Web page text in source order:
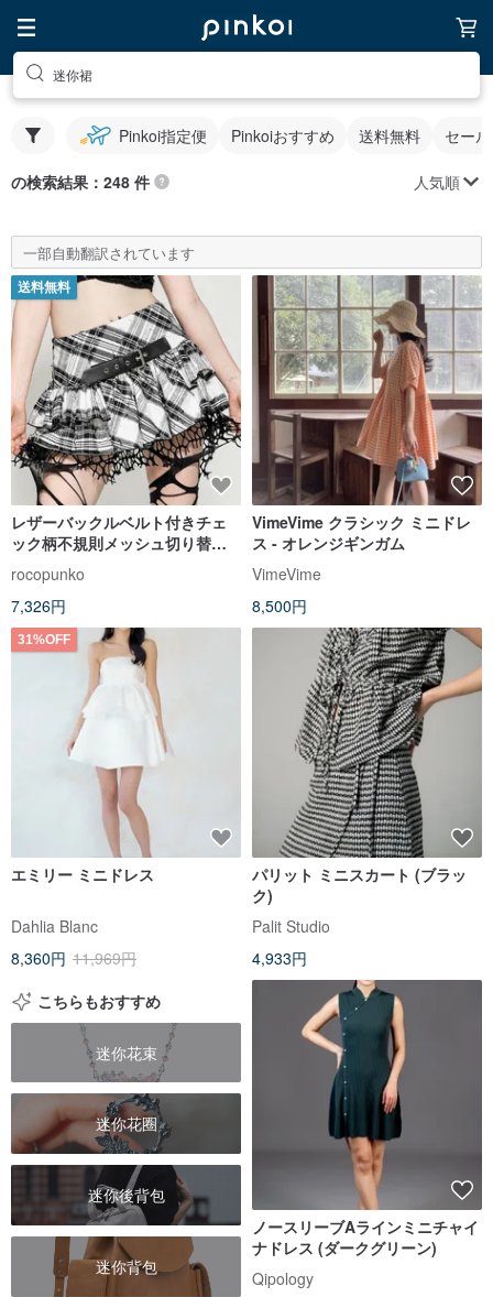
迷你裙
Pinkoi指定便 Pinkoiおすすめ 送料無料 セー
の検索結果：248 件 人気順
一部自動翻訳されています
送料無料
レザーバックルベルト付きチェ
ック柄不規則メッシュ切り替え
ティアードミニスカート DARK
IN LOVE 台湾KW373
rocopunko
7,326円
VimeVime クラシック ミニドレ
ス - オレンジギンガム
VimeVime
8,500円
31%OFF
エミリー ミニドレス
Dahlia Blanc
8,360円 11,969円
パリット ミニスカート (ブラッ
ク)
Palit Studio
4,933円
こちらもおすすめ
迷你花束
迷你花圈
迷你後背包
迷你背包
ノースリーブAラインミニチャイ
ナドレス (ダークグリーン)
Qipology